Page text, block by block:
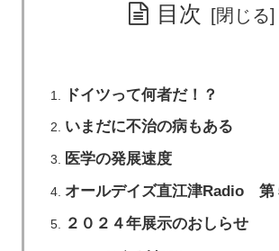
目次
ドイツって何者だ！？
いまだに不治の病もある
医学の発展速度
オールデイズ直江津Radio 第
２０２４年展示のおしらせ